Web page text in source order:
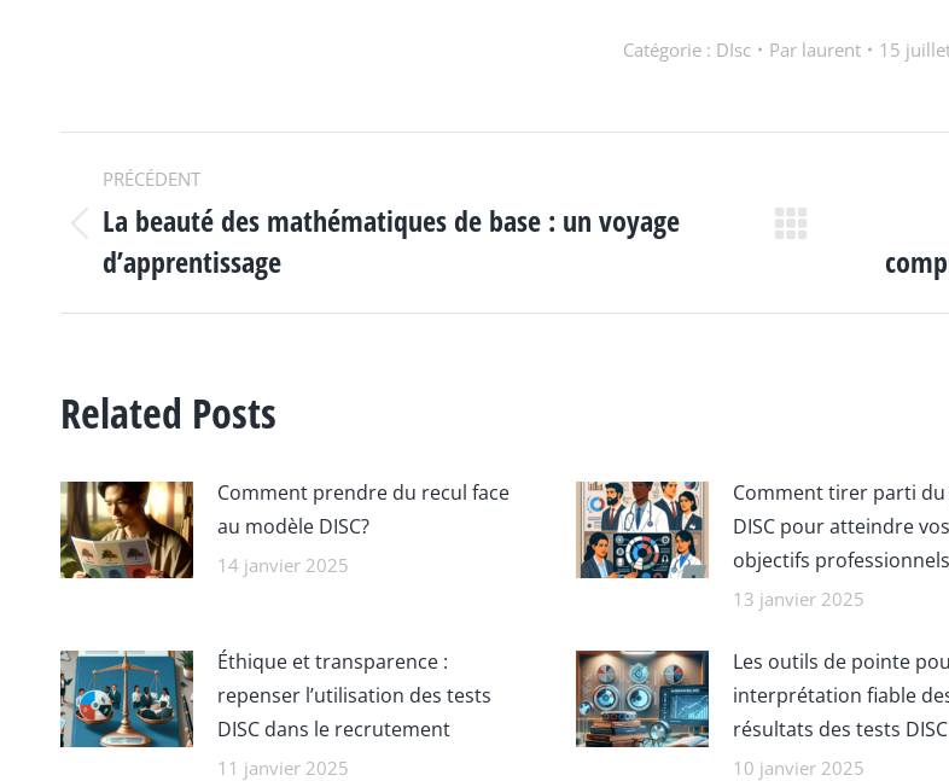
Catégorie : DIsc Par laurent 15
NAVIGATION
ARTICLE
PRÉCÉDENT
Article
précédent
:
La beauté des mathématiques de base : un voyage
d’apprentissage
suivant
:
Related Posts
Comment prendre du recul face
au modèle DISC?
14 janvier 2025
Comment tirer parti
DISC pour atteindre vos
objectifs professionnels
13 janvier 2025
Éthique et transparence :
repenser l’utilisation des tests
DISC dans le recrutement
11 janvier 2025
Les outils de pointe
interprétation fiable
résultats des tests DISC
10 janvier 2025